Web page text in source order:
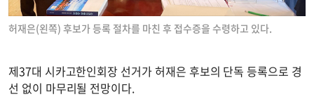
허재은(왼쪽) 후보가 등록 절차를 마친 후 접수증을 수령하고 있다.
제37대 시카고한인회장 선거가 허재은 후보의 단독 등록으로 경
선 없이 마무리될 전망이다.